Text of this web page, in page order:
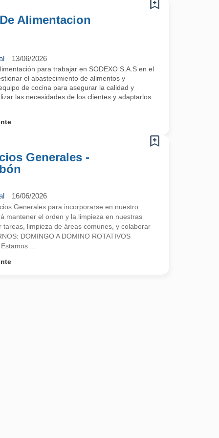
Alimentacion
13/06/2026
para trabajar en SODEXO S.A.S en el
el abastecimiento de alimentos y
de cocina para asegurar la calidad y
las necesidades de los clientes y adaptarlos
Generales -
16/06/2026
Generales para incorporarse en nuestro
mantener el orden y la limpieza en nuestras
tareas, limpieza de áreas comunes, y colaborar
DOMINGO A DOMINO ROTATIVOS
...